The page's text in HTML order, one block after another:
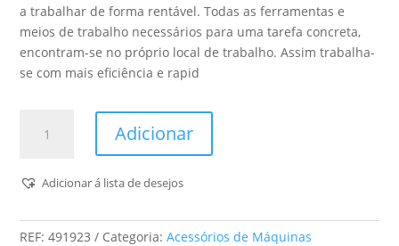
a trabalhar de forma rentável. Todas as ferramentas e
meios de trabalho necessários para uma tarefa concreta,
encontram-se no próprio local de trabalho. Assim trabalha-
se com mais eficiência e rapid
Telescópico
Port/Ta
Adicionar
Adicionar á lista de desejos
REF:491923 Categoria:Acessórios de Máquinas